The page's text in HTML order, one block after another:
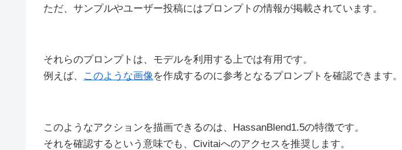
ただ、サンプルやユーザー投稿にはプロンプトの情報が掲載されています。
それらのプロンプトは、モデルを利用する上では有用です。
例えば、
このような画像を作成するのに参考となるプロンプトを確認できます。
このようなアクションを描画できるのは、HassanBlend1.5の特徴です。
それを確認するという意味でも、Civitaiへのアクセスを推奨します。